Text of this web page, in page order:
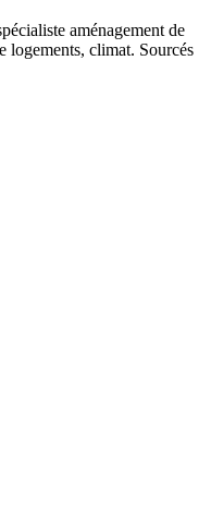
aménagement de
logements, climat. Sourcés